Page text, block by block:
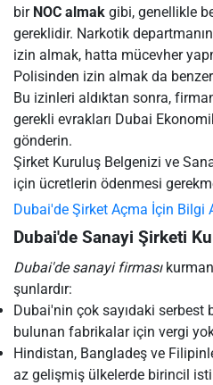
bir NOC almak gibi, genellikle
gereklidir. Narkotik
izin almak, hatta mücevher
Polisinden izin almak da
Bu izinleri aldıktan sonra,
gerekli evrakları Dubai
gönderin.
Şirket Kuruluş Belgenizi ve
için ücretlerin ödenmesi
Dubai'de Şirket Açma İçin Bilgi
Dubai'de Sanayi Şirketi
Dubai'de sanayi firması
şunlardır:
Dubai'nin çok sayıdaki serbest
bulunan fabrikalar için vergi
Hindistan, Bangladeş ve
az gelişmiş ülkelerde birincil